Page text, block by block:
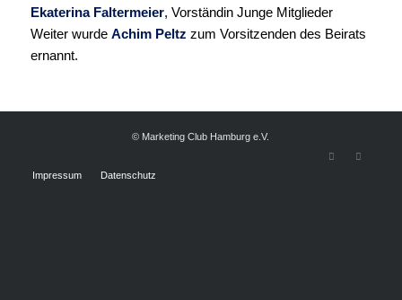
Ekaterina Faltermeier, Vorständin Junge Mitglieder
Weiter wurde Achim Peltz zum Vorsitzenden des Beirats
ernannt.
© Marketing Club Hamburg e.V.
Impressum Datenschutz